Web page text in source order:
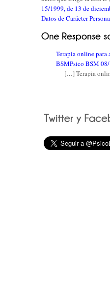
15/1999, de 13 de
Datos de Carácter
Terapia online para
BSMPsico BSM
[…] Terapia